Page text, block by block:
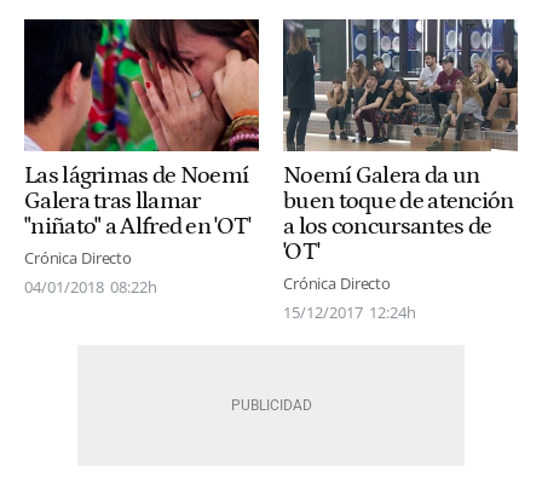
Las lágrimas de Noemí
Galera tras llamar
"niñato" a Alfred en 'OT'
Crónica Directo
04/01/2018 08:22h
Noemí Galera da un
buen toque de atención
a los concursantes de
'OT'
Crónica Directo
15/12/2017 12:24h